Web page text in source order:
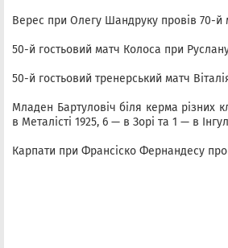
Верес при Олегу Шандруку провів 70-й
50-й гостьовий матч Колоса при
50-й гостьовий тренерський матч
Младен Бартуловіч біля керма різних
в Металісті 1925, 6 — в Зорі та 1 — в
Карпати при Франсіско Фернандесу